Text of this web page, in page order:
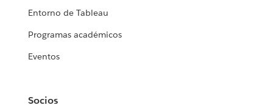
Entorno de Tableau
Programas académicos
Eventos
Socios